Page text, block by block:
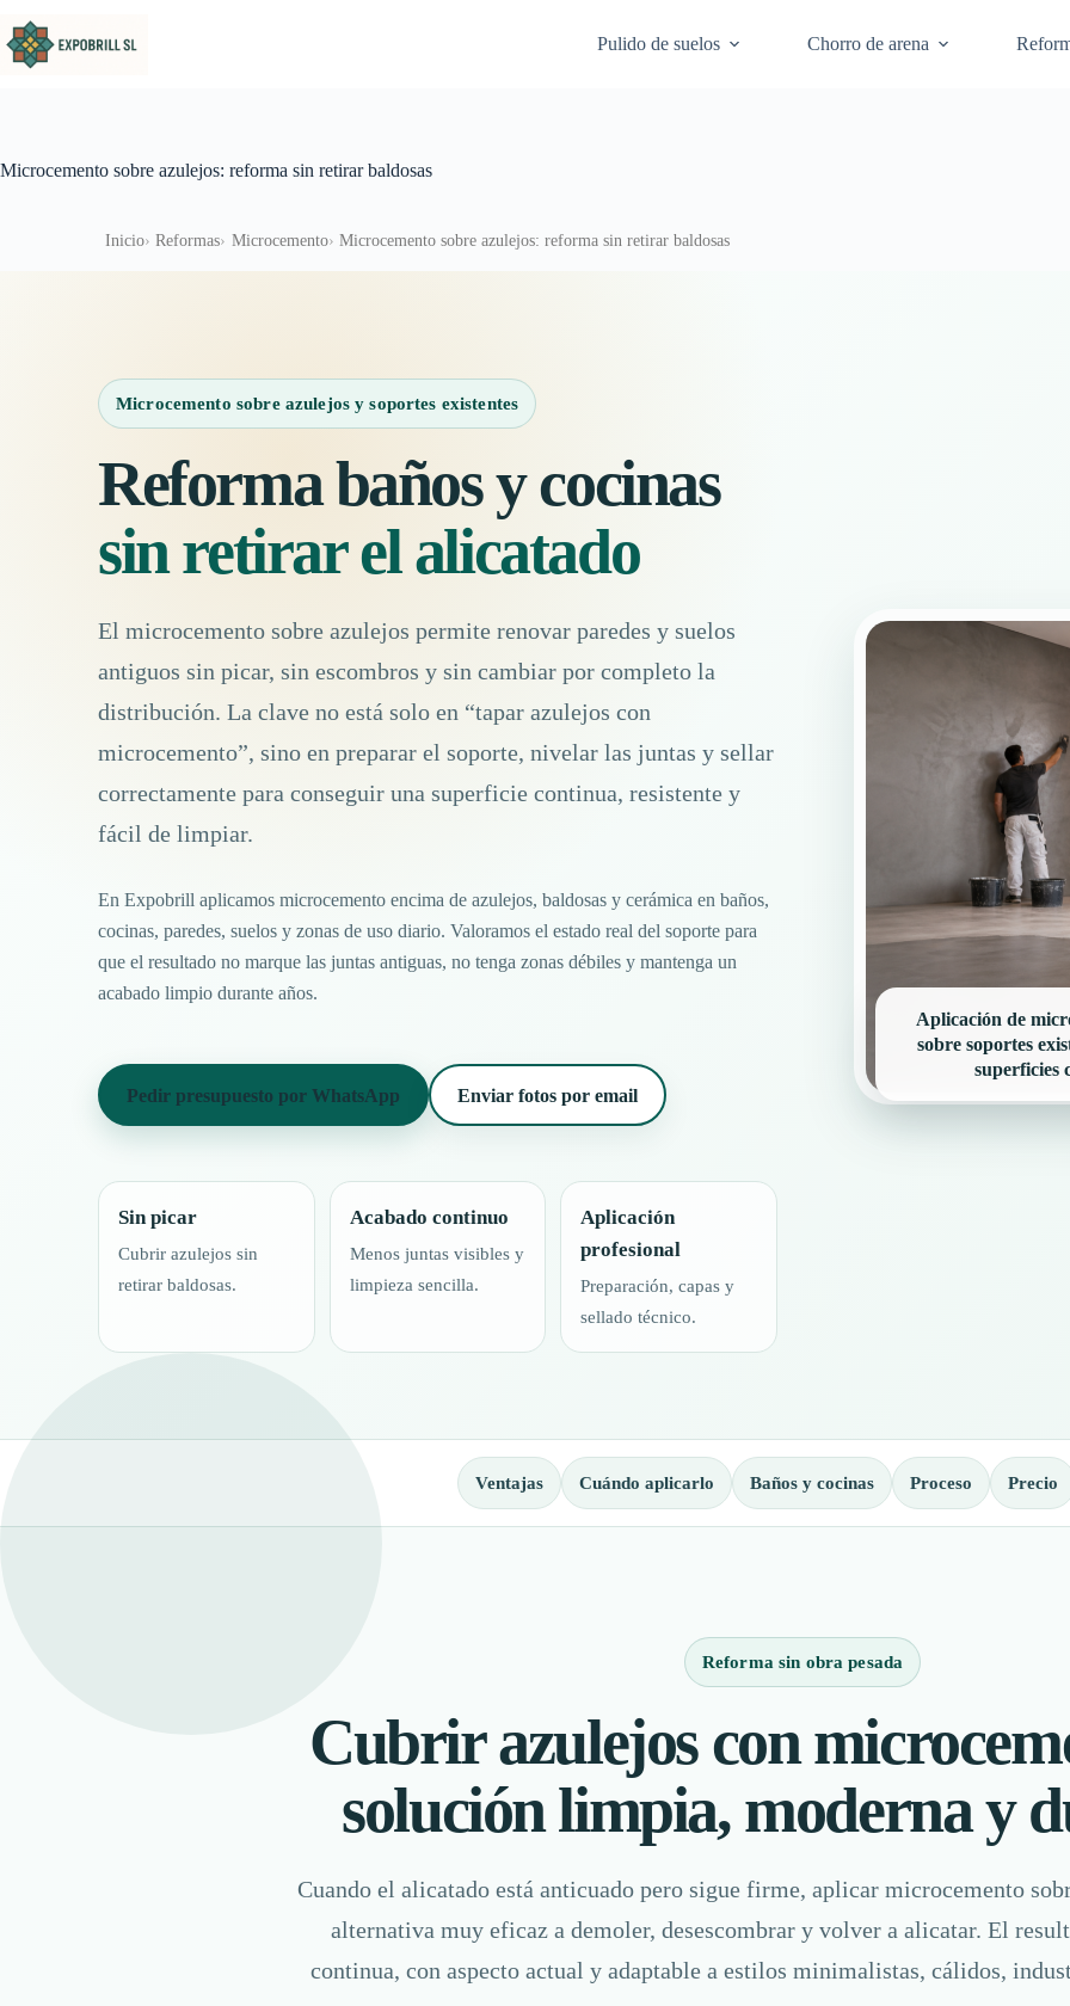
Pulido de suelos
Chorro de arena
Microcemento sobre azulejos: reforma sin retirar baldosas
Inicio Reformas Microcemento Microcemento sobre azulejos: reforma sin retirar baldosas
Microcemento sobre azulejos y soportes existentes
Reforma baños y cocinas
sin retirar el alicatado
El microcemento sobre azulejos permite renovar paredes y suelos
antiguos sin picar, sin escombros y sin cambiar por completo la
distribución. La clave no está solo en “tapar azulejos con
microcemento”, sino en preparar el soporte, nivelar las juntas y sellar
correctamente para conseguir una superficie continua, resistente y
fácil de limpiar.
En Expobrill aplicamos microcemento encima de azulejos, baldosas y cerámica en baños,
cocinas, paredes, suelos y zonas de uso diario. Valoramos el estado real del soporte para
que el resultado no marque las juntas antiguas, no tenga zonas débiles y mantenga un
acabado limpio durante años.
Pedir presupuesto por WhatsApp Enviar fotos por email
Sin picar
Cubrir azulejos sin
retirar baldosas.
Acabado continuo
Menos juntas visibles y
limpieza sencilla.
Aplicación
profesional
Preparación, capas y
sellado técnico.
Aplicación de
sobre soportes
superficies
Ventajas Cuándo aplicarlo Baños y cocinas Proceso Precio
Reforma sin obra pesada
Cubrir azulejos con
solución limpia, moderna y
Cuando el alicatado está anticuado pero sigue firme, aplicar microcemento
alternativa muy eficaz a demoler, desescombrar y volver a alicatar. El
continua, con aspecto actual y adaptable a estilos minimalistas, cálidos,